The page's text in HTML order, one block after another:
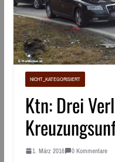
NICHT_KATEGORISIERT
Ktn: Drei
1. März 2016 0 Kommentare